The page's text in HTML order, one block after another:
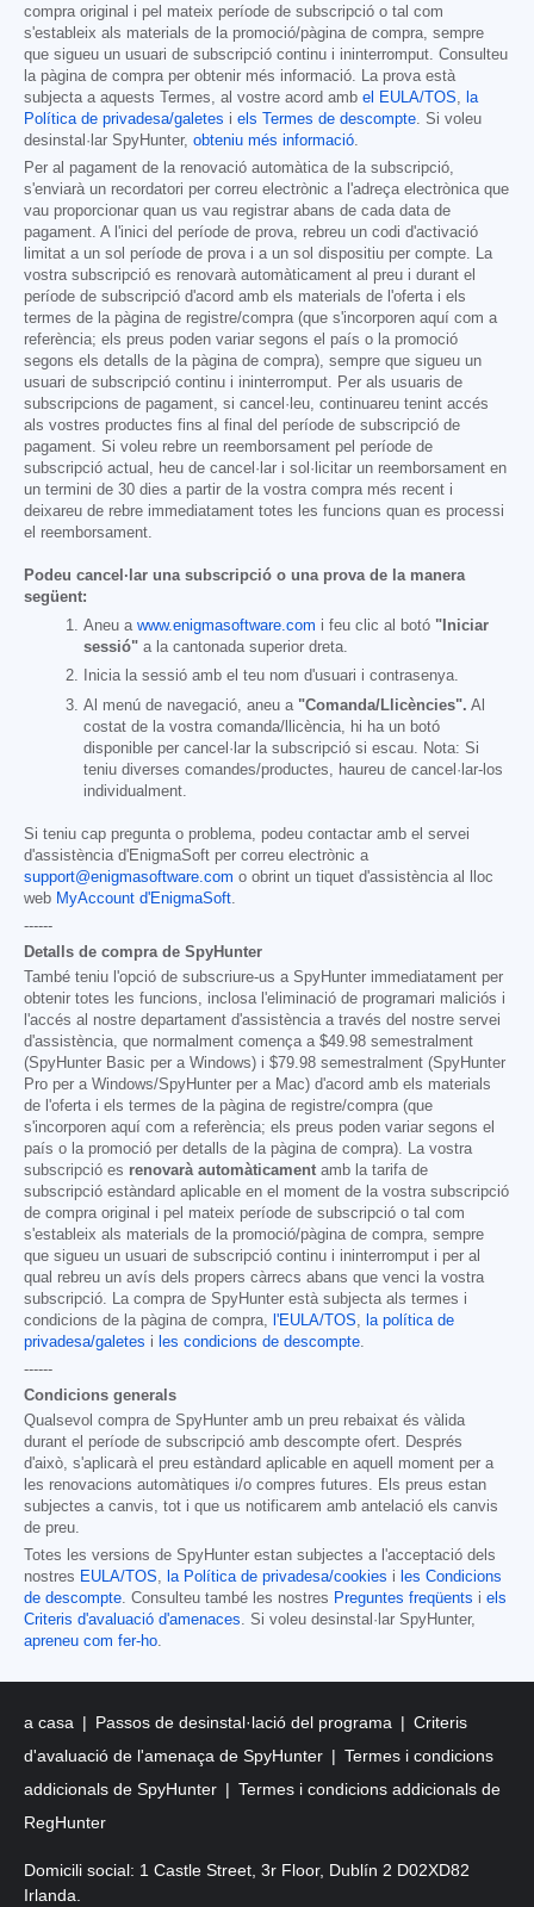
compra original i pel mateix període de subscripció o tal com
s'estableix als materials de la promoció/pàgina de compra, sempre
que sigueu un usuari de subscripció continu i ininterromput. Consulteu
la pàgina de compra per obtenir més informació. La prova està
subjecta a aquests Termes, al vostre acord amb el EULA/TOS, la
Política de privadesa/galetes i els Termes de descompte. Si voleu
desinstal·lar SpyHunter, obteniu més informació.
Per al pagament de la renovació automàtica de la subscripció,
s'enviarà un recordatori per correu electrònic a l'adreça electrònica que
vau proporcionar quan us vau registrar abans de cada data de
pagament. A l'inici del període de prova, rebreu un codi d'activació
limitat a un sol període de prova i a un sol dispositiu per compte. La
vostra subscripció es renovarà automàticament al preu i durant el
període de subscripció d'acord amb els materials de l'oferta i els
termes de la pàgina de registre/compra (que s'incorporen aquí com a
referència; els preus poden variar segons el país o la promoció
segons els detalls de la pàgina de compra), sempre que sigueu un
usuari de subscripció continu i ininterromput. Per als usuaris de
subscripcions de pagament, si cancel·leu, continuareu tenint accés
als vostres productes fins al final del període de subscripció de
pagament. Si voleu rebre un reemborsament pel període de
subscripció actual, heu de cancel·lar i sol·licitar un reemborsament en
un termini de 30 dies a partir de la vostra compra més recent i
deixareu de rebre immediatament totes les funcions quan es processi
el reemborsament.
Podeu cancel·lar una subscripció o una prova de la manera
següent:
Aneu a www.enigmasoftware.com i feu clic al botó "Iniciar
sessió" a la cantonada superior dreta.
Inicia la sessió amb el teu nom d'usuari i contrasenya.
Al menú de navegació, aneu a "Comanda/Llicències". Al
costat de la vostra comanda/llicència, hi ha un botó
disponible per cancel·lar la subscripció si escau. Nota: Si
teniu diverses comandes/productes, haureu de cancel·lar-los
individualment.
Si teniu cap pregunta o problema, podeu contactar amb el servei
d'assistència d'EnigmaSoft per correu electrònic a
support@enigmasoftware.com o obrint un tiquet d'assistència al lloc
web MyAccount d'EnigmaSoft
------
Detalls de compra de SpyHunter
També teniu l'opció de subscriure-us a SpyHunter immediatament per
obtenir totes les funcions, inclosa l'eliminació de programari maliciós i
l'accés al nostre departament d'assistència a través del nostre servei
d'assistència, que normalment comença a $49.98 semestralment
(SpyHunter Basic per a Windows) i $79.98 semestralment (SpyHunter
Pro per a Windows/SpyHunter per a Mac) d'acord amb els materials
de l'oferta i els termes de la pàgina de registre/compra (que
s'incorporen aquí com a referència; els preus poden variar segons el
país o la promoció per detalls de la pàgina de compra). La vostra
subscripció es renovarà automàticament amb la tarifa de
subscripció estàndard aplicable en el moment de la vostra subscripció
de compra original i pel mateix període de subscripció o tal com
s'estableix als materials de la promoció/pàgina de compra, sempre
que sigueu un usuari de subscripció continu i ininterromput i per al
qual rebreu un avís dels propers càrrecs abans que venci la vostra
subscripció. La compra de SpyHunter està subjecta als termes i
condicions de la pàgina de compra,
l'EULA/TOS
la política de
privadesa/galetes i les condicions de descompte
------
Condicions generals
Qualsevol compra de SpyHunter amb un preu rebaixat és vàlida
durant el període de subscripció amb descompte ofert. Després
d'això, s'aplicarà el preu estàndard aplicable en aquell moment per a
les renovacions automàtiques i/o compres futures. Els preus estan
subjectes a canvis, tot i que us notificarem amb antelació els canvis
de preu.
Totes les versions de SpyHunter estan subjectes a l'acceptació dels
nostres EULA/TOS la Política de privadesa/cookies i les Condicions
de descompte . Consulteu també les nostres Preguntes freqüents i els
Criteris d'avaluació d'amenaces . Si voleu desinstal·lar SpyHunter,
apreneu com fer-ho
a casa Passos de desinstal·lació del programa
Criteris
d'avaluació de l'amenaça de SpyHunter
Termes i condicions
addicionals de SpyHunter
Termes i condicions addicionals de
RegHunter
Domicili social: 1 Castle Street, 3r Floor, Dublín 2 D02XD82
Irlanda.